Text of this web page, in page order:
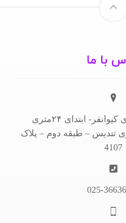
با ما
قم – خیابان ۳۰متری کیوانفر- ابتدای ۲۴متری
تندیس – طبقه دوم – پلاک
4107
025-